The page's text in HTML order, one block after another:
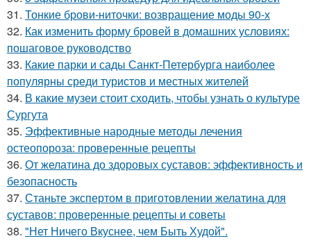
31. Тонкие брови-ниточки: возвращение моды 90-х
32. Как изменить форму бровей в домашних условиях:
пошаговое руководство
33. Какие парки и сады Санкт-Петербурга наиболее
популярны среди туристов и местных жителей
34. В какие музеи стоит сходить, чтобы узнать о культуре
Сургута
35. Эффективные народные методы лечения
остеопороза: проверенные рецепты
36. От желатина до здоровых суставов: эффективность и
безопасность
37. Станьте экспертом в приготовлении желатина для
суставов: проверенные рецепты и советы
38. "Нет Ничего Вкуснее, чем Быть Худой".